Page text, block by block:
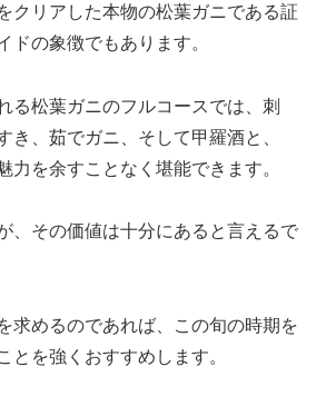
クリアした本物の松葉ガニである証
ドの象徴でもあります。
る松葉ガニのフルコースでは、刺
き、茹でガニ、そして甲羅酒と、
力を余すことなく堪能できます。
、その価値は十分にあると言えるで
求めるのであれば、この旬の時期を
とを強くおすすめします。